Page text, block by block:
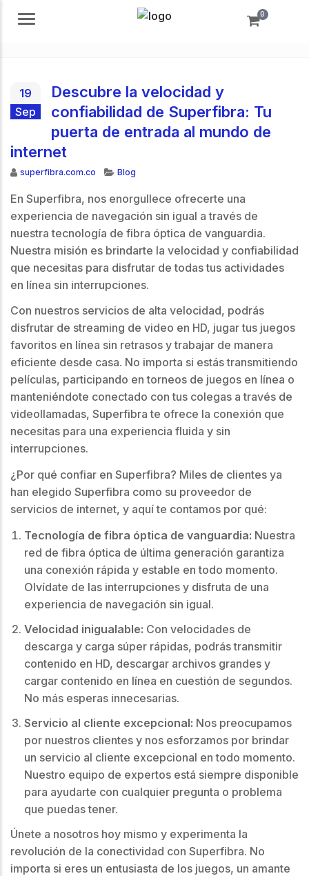
Menú 0
19
Sep
Descubre la velocidad y
confiabilidad de Superfibra: Tu
puerta de entrada al mundo de
internet
Autor
superfibra.com.co Categorías
Blog
En Superfibra, nos enorgullece ofrecerte una
experiencia de navegación sin igual a través de
nuestra tecnología de fibra óptica de vanguardia.
Nuestra misión es brindarte la velocidad y confiabilidad
que necesitas para disfrutar de todas tus actividades
en línea sin interrupciones.
Con nuestros servicios de alta velocidad, podrás
disfrutar de streaming de video en HD, jugar tus juegos
favoritos en línea sin retrasos y trabajar de manera
eficiente desde casa. No importa si estás transmitiendo
películas, participando en torneos de juegos en línea o
manteniéndote conectado con tus colegas a través de
videollamadas, Superfibra te ofrece la conexión que
necesitas para una experiencia fluida y sin
interrupciones.
¿Por qué confiar en Superfibra? Miles de clientes ya
han elegido Superfibra como su proveedor de
servicios de internet, y aquí te contamos por qué:
Tecnología de fibra óptica de vanguardia: Nuestra
red de fibra óptica de última generación garantiza
una conexión rápida y estable en todo momento.
Olvídate de las interrupciones y disfruta de una
experiencia de navegación sin igual.
Velocidad inigualable: Con velocidades de
descarga y carga súper rápidas, podrás transmitir
contenido en HD, descargar archivos grandes y
cargar contenido en línea en cuestión de segundos.
No más esperas innecesarias.
Servicio al cliente excepcional: Nos preocupamos
por nuestros clientes y nos esforzamos por brindar
un servicio al cliente excepcional en todo momento.
Nuestro equipo de expertos está siempre disponible
para ayudarte con cualquier pregunta o problema
que puedas tener.
Únete a nosotros hoy mismo y experimenta la
revolución de la conectividad con Superfibra. No
importa si eres un entusiasta de los juegos, un amante